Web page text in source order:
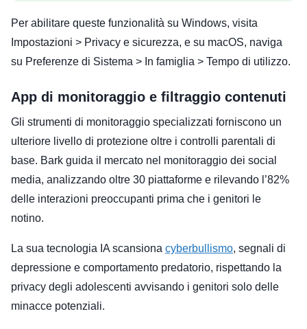
Per abilitare queste funzionalità su Windows, visita
Impostazioni > Privacy e sicurezza, e su macOS, naviga
su Preferenze di Sistema > In famiglia > Tempo di utilizzo.
App di monitoraggio e filtraggio contenuti
Gli strumenti di monitoraggio specializzati forniscono un
ulteriore livello di protezione oltre i controlli parentali di
base. Bark guida il mercato nel monitoraggio dei social
media, analizzando oltre 30 piattaforme e rilevando l’82%
delle interazioni preoccupanti prima che i genitori le
notino.
La sua tecnologia IA scansiona cyberbullismo, segnali di
depressione e comportamento predatorio, rispettando la
privacy degli adolescenti avvisando i genitori solo delle
minacce potenziali.